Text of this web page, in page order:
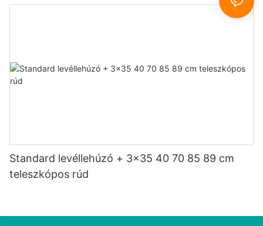
Standard levéllehúzó + 3x35 40 70 85 89 cm
teleszkópos rúd